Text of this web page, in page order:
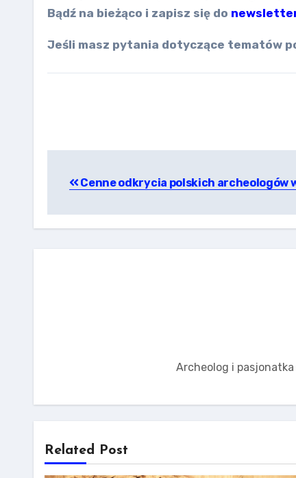
Bądź na bieżąco i zapisz się do
Jeśli masz pytania dotyczące tematów
wpisu
Cenne odkrycia polskich archeologów
Archeolog i
Related Post